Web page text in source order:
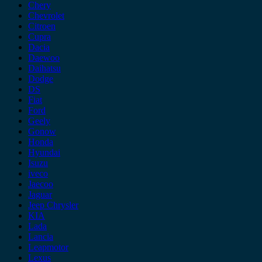
Chery
Chevrolet
Citroen
Cupra
Dacia
Daewoo
Daihatsu
Dodge
DS
Fiat
Ford
Geely
Gonow
Honda
Hyundai
Isuzu
iveco
Jaecoo
Jaguar
Jeep Chrysler
KIA
Lada
Lancia
Leapmotor
Lexus